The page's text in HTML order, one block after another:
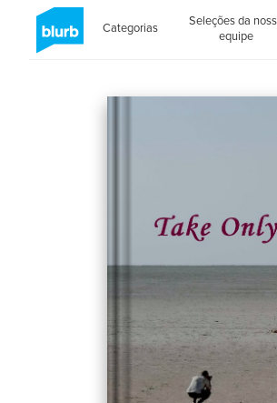
Categorias
Seleções da
equipe